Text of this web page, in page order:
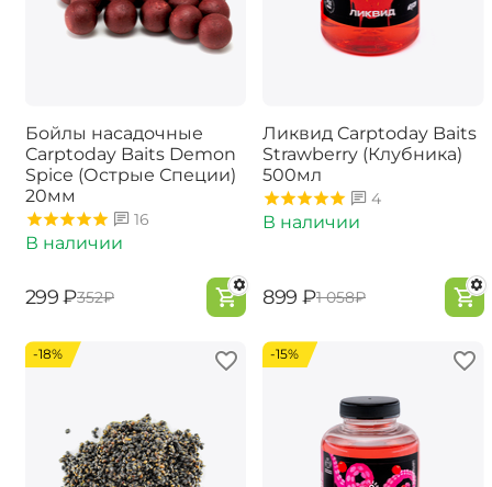
Бойлы насадочные
Carptoday Baits Demon
Spice (Острые Специи)
20мм
16
В наличии
‍299‍ ₽‍352‍₽
Ликвид Carptoday Baits
Strawberry (Клубника)
500мл
4
В наличии
‍899‍ ₽‍1 058‍₽
-18% -15%